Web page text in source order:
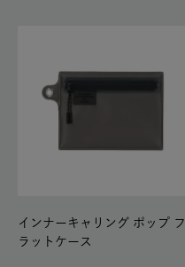
インナーキャリング ポップ フ
ラットケース